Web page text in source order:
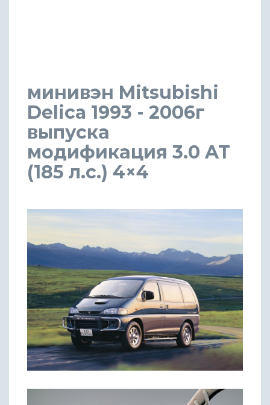
минивэн Mitsubishi
Delica 1993 - 2006г
выпуска
модификация 3.0 AT
(185 л.с.) 4×4